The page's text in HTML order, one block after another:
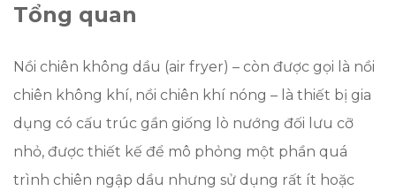
Tổng quan
Nồi chiên không dầu (air fryer) – còn được gọi là nồi
chiên không khí, nồi chiên khí nóng – là thiết bị gia
dụng có cấu trúc gần giống lò nướng đối lưu cỡ
nhỏ, được thiết kế để mô phỏng một phần quá
trình chiên ngập dầu nhưng sử dụng rất ít hoặc